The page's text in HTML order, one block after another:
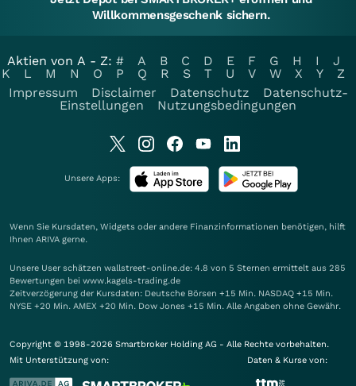
Willkommensgeschenk sichern.
Aktien von A - Z: # A B C D E F G H I
J
K
L M N O P Q R S T U V W X Y
Z
Impressum
Disclaimer Datenschutz
Datenschutz-
Einstellungen
Nutzungsbedingungen
Unsere Apps:
Wenn Sie Kursdaten, Widgets oder andere Finanzinformationen benötigen, hilft
Ihnen ARIVA gerne.
Unsere User schätzen wallstreet-online.de: 4.8 von 5 Sternen ermittelt aus 285
Bewertungen bei www.kagels-trading.de
Zeitverzögerung der Kursdaten: Deutsche Börsen +15 Min. NASDAQ +15 Min.
NYSE +20 Min. AMEX +20 Min. Dow Jones +15 Min. Alle Angaben ohne Gewähr.
Copyright © 1998-2026 Smartbroker Holding AG - Alle Rechte vorbehalten.
Mit Unterstützung von:
Daten & Kurse von: